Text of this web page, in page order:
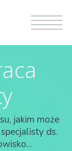
jakim może
ds.